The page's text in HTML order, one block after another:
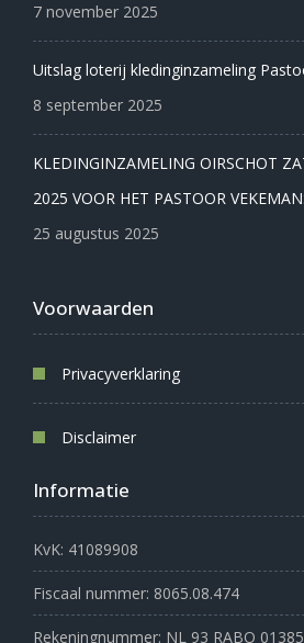
7 november 2025
Uitslag loterij kledinginzameling
8 september 2025
KLEDINGINZAMELING OIRSCHOT
2025 VOOR HET PASTOOR
25 augustus 2025
Voorwaarden
Privacyverklaring
Disclaimer
Informatie
KvK: 41089908
Fiscaal nummer: 8065.08.474
Rekeningnummer: NL 93 RABO